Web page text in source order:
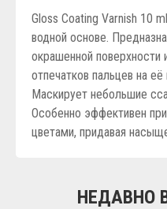
Gloss Coating Varnish 10
водной основе.
окрашенной поверхности
отпечатков пальцев на её
Маскирует небольшие
Особенно эффективен
цветами, придавая
НЕДАВНО